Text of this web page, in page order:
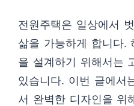
전원주택은 일상에서
삶을 가능하게 합니다.
을 설계하기 위해서는
있습니다. 이번 글에서
서 완벽한 디자인을 위